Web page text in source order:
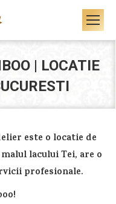
| LOCATIE
este o locatie de
lacului Tei, are o
profesionale.